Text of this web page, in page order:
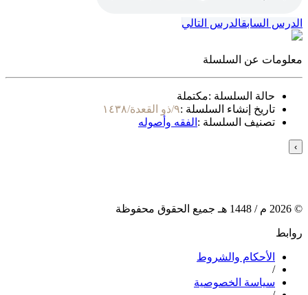
الدرس السابقالدرس التالي
معلومات عن السلسلة
حالة السلسلة :مكتملة
تاريخ إنشاء السلسلة :٩/ذو القعدة/١٤٣٨
تصنيف السلسلة : الفقه وأصوله
›
©
2026 م / 1448 هـ جميع الحقوق محفوظة
روابط
الأحكام والشروط
/
سياسة الخصوصية